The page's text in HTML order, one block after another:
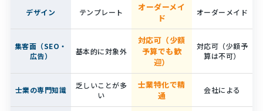
デザイン テンプレート
オーダーメイ
ド
オーダーメイド
集客面（SEO・
広告）
基本的に対象外
対応可（少額
予算でも歓
迎）
対応可（少額予
算は不可）
士業の専門知識
乏しいことが多
い
士業特化で精
通
会社による